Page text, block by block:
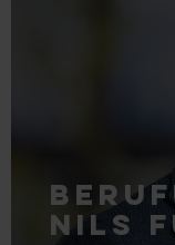
Nils